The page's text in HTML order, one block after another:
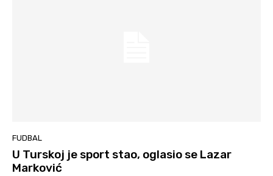
FUDBAL
U Turskoj je sport stao, oglasio se Lazar
Marković